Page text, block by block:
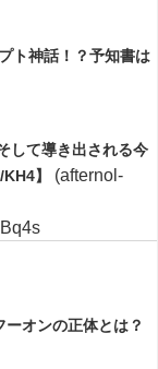
ト神話！？予知書は
して導き出される今
】
(afternol-
ーオンの正体とは？